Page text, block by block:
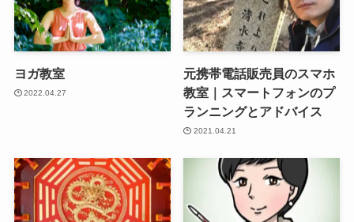
ヨガ教室
2022.04.27
元携帯電話販売員のスマホ
教室｜スマートフォンのプ
ランニングとアドバイス
2021.04.21